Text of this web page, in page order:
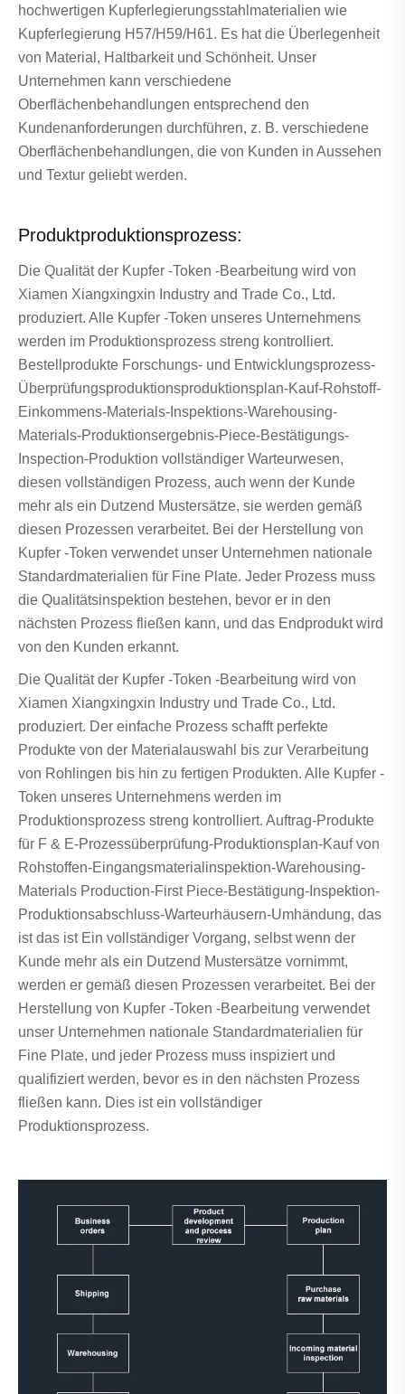
hochwertigen Kupferlegierungsstahlmaterialien wie
Kupferlegierung H57/H59/H61. Es hat die Überlegenheit
von Material, Haltbarkeit und Schönheit. Unser
Unternehmen kann verschiedene
Oberflächenbehandlungen entsprechend den
Kundenanforderungen durchführen, z. B. verschiedene
Oberflächenbehandlungen, die von Kunden in Aussehen
und Textur geliebt werden.
Produktproduktionsprozess:
Die Qualität der Kupfer -Token -Bearbeitung wird von
Xiamen Xiangxingxin Industry and Trade Co., Ltd.
produziert. Alle Kupfer -Token unseres Unternehmens
werden im Produktionsprozess streng kontrolliert.
Bestellprodukte Forschungs- und Entwicklungsprozess-
Überprüfungsproduktionsproduktionsplan-Kauf-Rohstoff-
Einkommens-Materials-Inspektions-Warehousing-
Materials-Produktionsergebnis-Piece-Bestätigungs-
Inspection-Produktion vollständiger Warteurwesen,
diesen vollständigen Prozess, auch wenn der Kunde
mehr als ein Dutzend Mustersätze, sie werden gemäß
diesen Prozessen verarbeitet. Bei der Herstellung von
Kupfer -Token verwendet unser Unternehmen nationale
Standardmaterialien für Fine Plate. Jeder Prozess muss
die Qualitätsinspektion bestehen, bevor er in den
nächsten Prozess fließen kann, und das Endprodukt wird
von den Kunden erkannt.
Die Qualität der Kupfer -Token -Bearbeitung wird von
Xiamen Xiangxingxin Industry und Trade Co., Ltd.
produziert. Der einfache Prozess schafft perfekte
Produkte von der Materialauswahl bis zur Verarbeitung
von Rohlingen bis hin zu fertigen Produkten. Alle Kupfer -
Token unseres Unternehmens werden im
Produktionsprozess streng kontrolliert. Auftrag-Produkte
für F & E-Prozessüberprüfung-Produktionsplan-Kauf von
Rohstoffen-Eingangsmaterialinspektion-Warehousing-
Materials Production-First Piece-Bestätigung-Inspektion-
Produktionsabschluss-Warteurhäusern-Umhändung, das
ist das ist Ein vollständiger Vorgang, selbst wenn der
Kunde mehr als ein Dutzend Mustersätze vornimmt,
werden er gemäß diesen Prozessen verarbeitet. Bei der
Herstellung von Kupfer -Token -Bearbeitung verwendet
unser Unternehmen nationale Standardmaterialien für
Fine Plate, und jeder Prozess muss inspiziert und
qualifiziert werden, bevor es in den nächsten Prozess
fließen kann. Dies ist ein vollständiger
Produktionsprozess.